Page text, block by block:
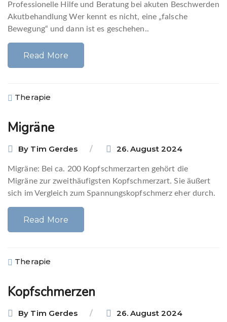
Professionelle Hilfe und Beratung bei akuten Beschwerden
Akutbehandlung Wer kennt es nicht, eine „falsche
Bewegung“ und dann ist es geschehen..
Read More
Therapie
Migräne
By Tim Gerdes 26. August 2024
Migräne: Bei ca. 200 Kopfschmerzarten gehört die
Migräne zur zweithäufigsten Kopfschmerzart. Sie äußert
sich im Vergleich zum Spannungskopfschmerz eher durch.
Read More
Therapie
Kopfschmerzen
By Tim Gerdes 26. August 2024